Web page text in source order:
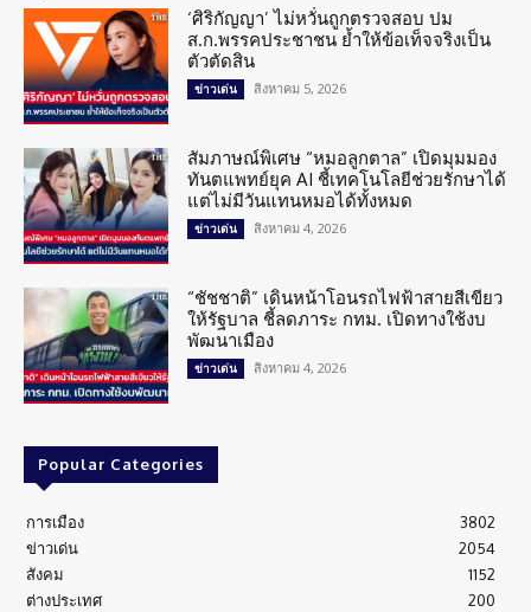
‘ศิริกัญญา’ ไม่หวั่นถูกตรวจสอบ ปม
ส.ก.พรรคประชาชน ย้ำให้ข้อเท็จจริงเป็น
ตัวตัดสิน
ข่าวเด่น สิงหาคม 5, 2026
สัมภาษณ์พิเศษ “หมอลูกตาล” เปิดมุมมอง
ทันตแพทย์ยุค AI ชี้เทคโนโลยีช่วยรักษาได้
แต่ไม่มีวันแทนหมอได้ทั้งหมด
ข่าวเด่น สิงหาคม 4, 2026
“ชัชชาติ” เดินหน้าโอนรถไฟฟ้าสายสีเขียว
ให้รัฐบาล ชี้ลดภาระ กทม. เปิดทางใช้งบ
พัฒนาเมือง
ข่าวเด่น สิงหาคม 4, 2026
Popular Categories
การเมือง
3802
ข่าวเด่น
2054
สังคม
1152
ต่างประเทศ
200